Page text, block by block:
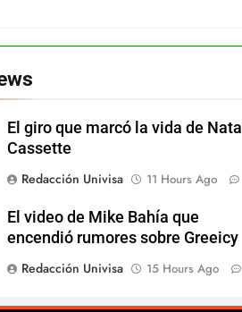
El giro que marcó la vida de Nata
Cassette
Redacción Univisa
11 Hours Ago
El video de Mike Bahía que
encendió rumores sobre Greeicy
Redacción Univisa
15 Hours Ago